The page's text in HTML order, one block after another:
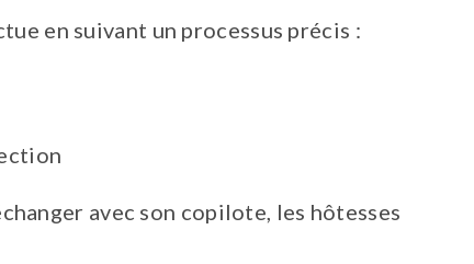
en suivant un processus précis :
avec son copilote, les hôtesses